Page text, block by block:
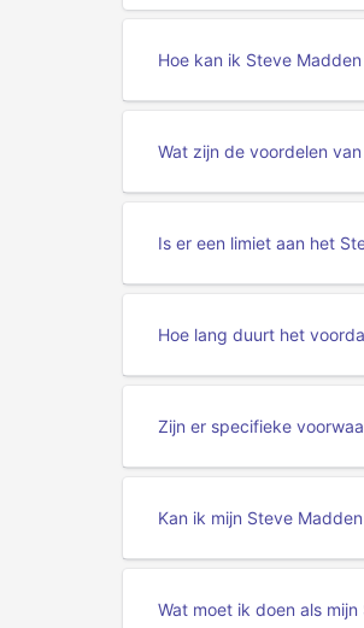
Hoe kan ik Steve
Wat zijn de voordelen
Is er een limiet aan het
Hoe lang duurt het
Zijn er specifieke
Kan ik mijn Steve
Wat moet ik doen als